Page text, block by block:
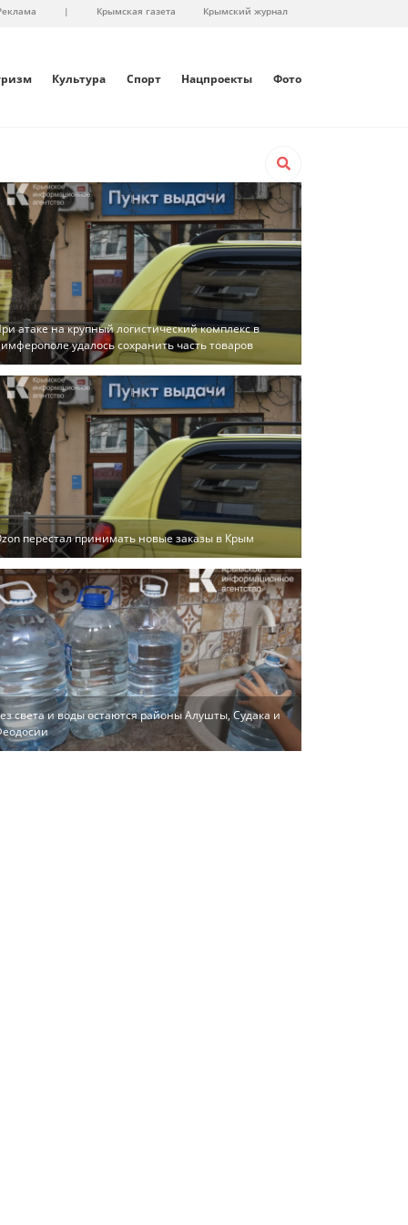
| Крымская газета Крымский журнал
Культура Спорт Нацпроекты Фото
атаке на крупный логистический комплекс в
удалось сохранить часть товаров
перестал принимать новые заказы в Крым
света и воды остаются районы Алушты, Судака и